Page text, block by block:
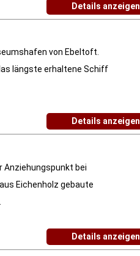
Details anzeigen
von Ebeltoft.
längste erhaltene Schiff
Details anzeigen
Anziehungspunkt bei
Eichenholz gebaute
Details anzeigen